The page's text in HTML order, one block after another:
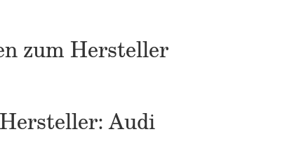
zum Hersteller
Audi